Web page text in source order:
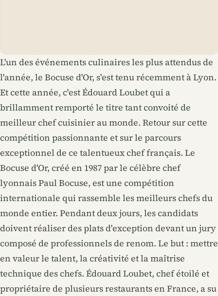
L'un des événements culinaires les plus attendus de
l'année, le Bocuse d'Or, s'est tenu récemment à Lyon.
Et cette année, c'est Édouard Loubet qui a
brillamment remporté le titre tant convoité de
meilleur chef cuisinier au monde. Retour sur cette
compétition passionnante et sur le parcours
exceptionnel de ce talentueux chef français. Le
Bocuse d'Or, créé en 1987 par le célèbre chef
lyonnais Paul Bocuse, est une compétition
internationale qui rassemble les meilleurs chefs du
monde entier. Pendant deux jours, les candidats
doivent réaliser des plats d'exception devant un jury
composé de professionnels de renom. Le but : mettre
en valeur le talent, la créativité et la maîtrise
technique des chefs. Édouard Loubet, chef étoilé et
propriétaire de plusieurs restaurants en France, a su